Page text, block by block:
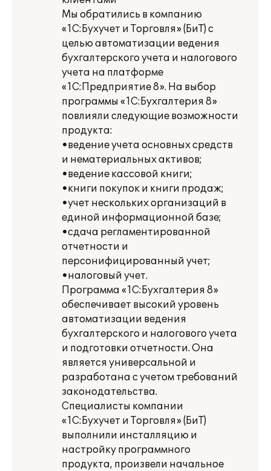
Мы обратились в компанию
«1С:Бухучет и Торговля» (БиТ) с
целью автоматизации ведения
бухгалтерского учета и налогового
учета на платформе
«1С:Предприятие 8». На выбор
программы «1С:Бухгалтерия 8»
повлияли следующие возможности
продукта:
•ведение учета основных средств
и нематериальных активов;
•ведение кассовой книги;
•книги покупок и книги продаж;
•учет нескольких организаций в
единой информационной базе;
•сдача регламентированной
отчетности и
персонифицированный учет;
•налоговый учет.
Программа «1С:Бухгалтерия 8»
обеспечивает высокий уровень
автоматизации ведения
бухгалтерского и налогового учета
и подготовки отчетности. Она
является универсальной и
разработана с учетом требований
законодательства.
Специалисты компании
«1С:Бухучет и Торговля» (БиТ)
выполнили инсталляцию и
настройку программного
продукта, произвели начальное